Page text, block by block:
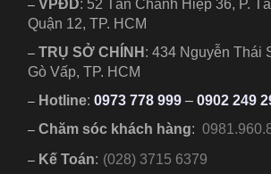
–VPĐD: 52 Tân Chánh Hiệp 36, P.
Quận 12, TP. HCM
– TRỤ SỞ CHÍNH :434 Nguyễn Thái
Gò Vấp, TP. HCM
– Hotline: 0973 778 999 –0902 249
– Chăm sóc khách hàng:
– Kế Toán: (028) 3715 6379